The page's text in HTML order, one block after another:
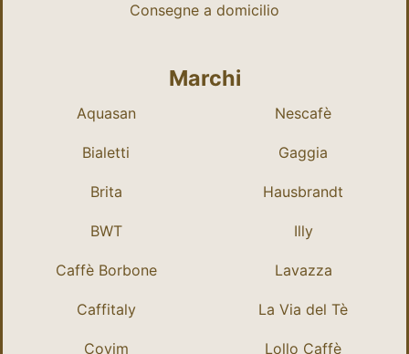
Consegne a domicilio
Marchi
Aquasan
Bialetti
Brita
BWT
Caffè Borbone
Caffitaly
Covim
Nescafè
Gaggia
Hausbrandt
Illy
Lavazza
La Via del Tè
Lollo Caffè